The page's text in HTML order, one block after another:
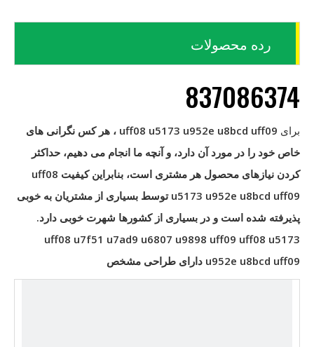
رده محصولات
837086374
برای uff08 u5173 u952e u8bcd uff09 ، هر کس نگرانی های
خاص خود را در مورد آن دارد، و آنچه ما انجام می دهیم، حداکثر
کردن نیازهای محصول هر مشتری است، بنابراین کیفیت uff08
u5173 u952e u8bcd uff09 توسط بسیاری از مشتریان به خوبی
پذیرفته شده است و در بسیاری از کشورها شهرت خوبی دارد.
uff08 u7f51 u7ad9 u6807 u9898 uff09 uff08 u5173
u952e u8bcd uff09 دارای طراحی مشخص